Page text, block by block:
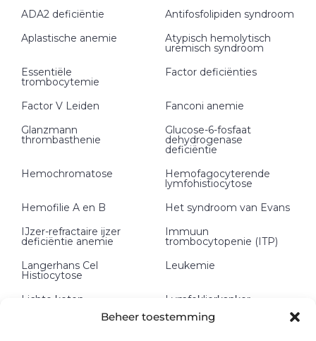
Beheer toestemming
ADA2 deficiëntie
Antifosfolipiden syndroom
Aplastische anemie
Atypisch hemolytisch
uremisch syndroom
Essentiële
trombocytemie
Factor deficiënties
Factor V Leiden
Fanconi anemie
Glanzmann
thrombasthenie
Glucose-6-fosfaat
dehydrogenase
deficiëntie
Hemochromatose
Hemofagocyterende
lymfohistiocytose
Hemofilie A en B
Het syndroom van Evans
IJzer-refractaire ijzer
deficiëntie anemie
Immuun
trombocytopenie (ITP)
Langerhans Cel
Histiocytose
Leukemie
Lichte keten Lymfeklierkanker